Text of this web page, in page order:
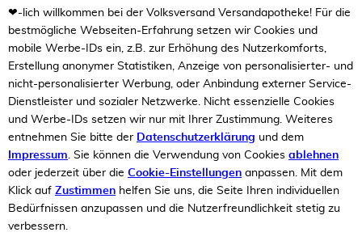
❤-lich willkommen bei der Volksversand Versandapotheke! Für die
bestmögliche Webseiten-Erfahrung setzen wir Cookies und
mobile Werbe-IDs ein, z.B. zur Erhöhung des Nutzerkomforts,
Erstellung anonymer Statistiken, Anzeige von personalisierter- und
nicht-personalisierter Werbung, oder Anbindung externer Service-
Dienstleister und sozialer Netzwerke. Nicht essenzielle Cookies
und Werbe-IDs setzen wir nur mit Ihrer Zustimmung. Weiteres
entnehmen Sie bitte der Datenschutzerklärung und dem
Impressum. Sie können die Verwendung von Cookies ablehnen
oder jederzeit über die Cookie-Einstellungen anpassen. Mit dem
Klick auf Zustimmen helfen Sie uns, die Seite Ihren individuellen
Bedürfnissen anzupassen und die Nutzerfreundlichkeit stetig zu
verbessern.